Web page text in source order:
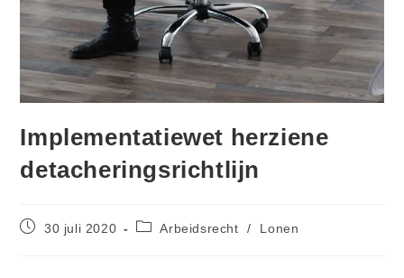
Implementatiewet herziene
detacheringsrichtlijn
30 juli 2020 Arbeidsrecht / Lonen